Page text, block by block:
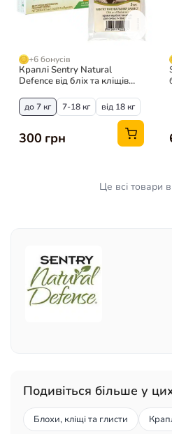
+6 бонусів
Краплі Sentry Natural
Defence від бліх та кліщів
до 7 кг 7-18 кг від 18 кг
300 грн
Це всі товари в
Подивіться більше у
Блохи, кліщі та глисти